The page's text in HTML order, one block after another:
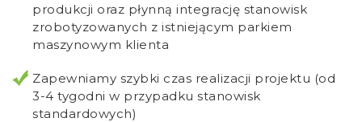
produkcji oraz płynną integrację stanowisk
zrobotyzowanych z istniejącym parkiem
maszynowym klienta
Zapewniamy szybki czas realizacji projektu (od
3-4 tygodni w przypadku stanowisk
standardowych)